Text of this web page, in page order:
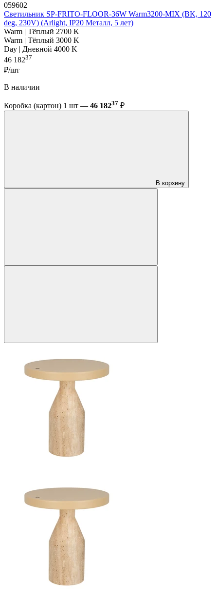
059602
Светильник SP-FRITO-FLOOR-36W Warm3200-MIX (BK, 120
deg, 230V) (Arlight, IP20 Металл, 5 лет)
Warm | Тёплый 2700 K
Warm | Тёплый 3000 K
Day | Дневной 4000 K
46 18237
₽/шт
В наличии
Коробка (картон) 1 шт — 46 18237 ₽
В корзину